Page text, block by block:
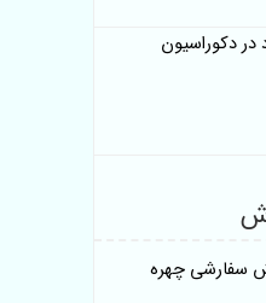
دکوراسیون
سفارشی چهره